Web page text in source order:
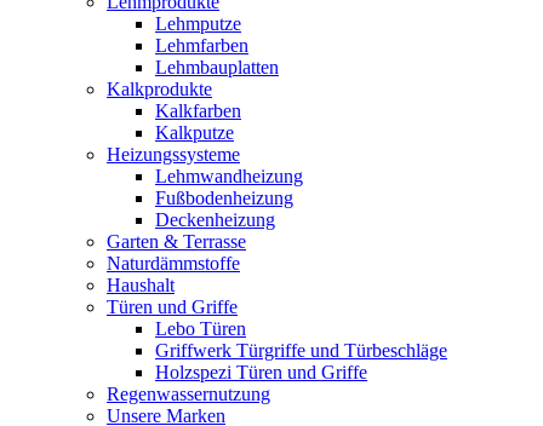
Lehmputze
Lehmfarben
Lehmbauplatten
Kalkprodukte
Kalkfarben
Kalkputze
Heizungssysteme
Lehmwandheizung
Fußbodenheizung
Deckenheizung
Garten & Terrasse
Naturdämmstoffe
Haushalt
Türen und Griffe
Lebo Türen
Griffwerk Türgriffe und Türbeschläge
Holzspezi Türen und Griffe
Regenwassernutzung
Unsere Marken